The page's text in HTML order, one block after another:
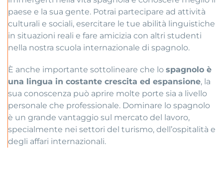
paese e la sua gente. Potrai partecipare ad attività
culturali e sociali, esercitare le tue abilità linguistiche
in situazioni reali e fare amicizia con altri studenti
nella nostra scuola internazionale di spagnolo.
È anche importante sottolineare che lo spagnolo è
una lingua in costante crescita ed espansione, la
sua conoscenza può aprire molte porte sia a livello
personale che professionale. Dominare lo spagnolo
è un grande vantaggio sul mercato del lavoro,
specialmente nei settori del turismo, dell’ospitalità e
degli affari internazionali.